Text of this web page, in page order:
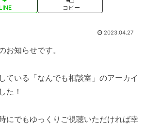
LINE コピー
2023.04.27
お知らせです。
ている「なんでも相談室」のアーカイ
た！
にでもゆっくりご視聴いただければ幸